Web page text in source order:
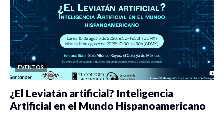
EVENTOS
¿El Leviatán artificial? Inteligencia
Artificial en el Mundo Hispanoamericano